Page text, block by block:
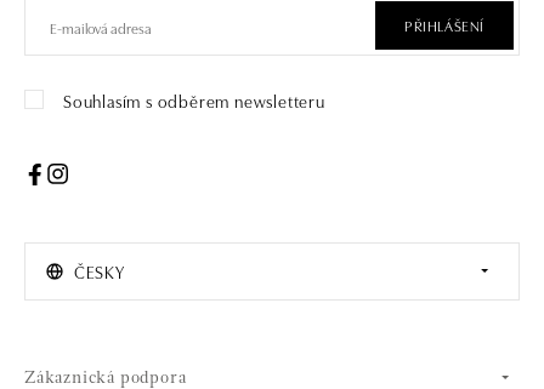
PŘIHLÁŠENÍ
Souhlasím s odběrem newsletteru
ČESKY
Zákaznická podpora